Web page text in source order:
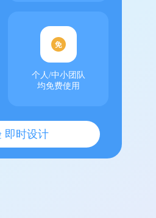
个人/中小团队
均免费使用
即时设计